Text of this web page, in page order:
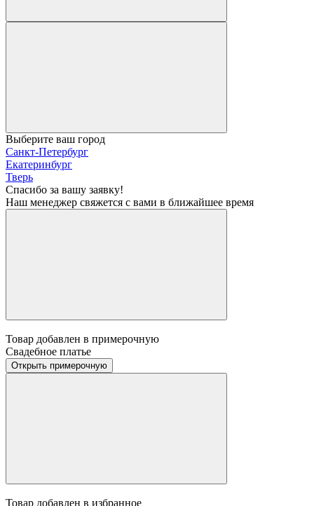
Выберите ваш город
Санкт-Петербург
Екатеринбург
Тверь
Спасибо за вашу заявку!
Наш менеджер свяжется с вами в ближайшее время
Товар добавлен в примерочную
Свадебное платье
Открыть примерочную
Товар добавлен в избранное